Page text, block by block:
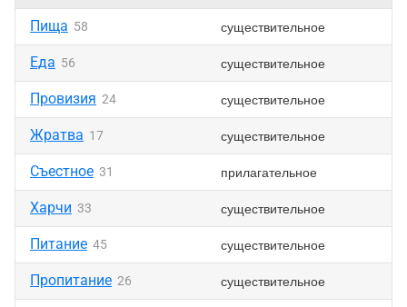
Пища 58 существительное
Еда 56 существительное
Провизия 24 существительное
Жратва 17 существительное
Съестное 31 прилагательное
Харчи 33 существительное
Питание 45 существительное
Пропитание 26 существительное